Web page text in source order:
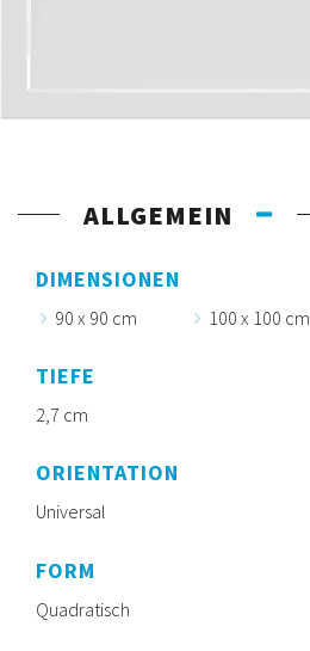
ALLGEMEIN
DIMENSIONEN
90 x 90 cm 100 x 100 cm
TIEFE
2,7 cm
ORIENTATION
Universal
FORM
Quadratisch